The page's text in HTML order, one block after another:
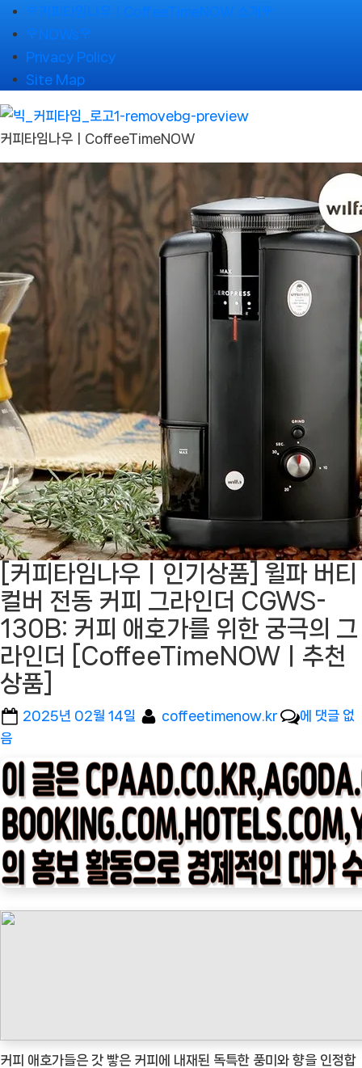
Skip
to
content
🌹커피타임나우ㅣCoffeeTimeNOW 소개🌹
🌹NOWs🌹
Privacy Policy
Site Map
커피타임나우ㅣCoffeeTimeNOW
[커피타임나우ㅣ인기상품] 윌파 버티
컬버 전동 커피 그라인더 CGWS-
130B: 커피 애호가를 위한 궁극의 그
라인더 [CoffeeTimeNOWㅣ추천
상품]
Posted
2025년 02월 14일 By
coffeetimenow.kr
[커
타
임
나
우
ㅣ
인
컬
에 댓글 없
음
커피 애호가들은 갓 빻은 커피에 내재된 독특한 풍미와 향을 인정합